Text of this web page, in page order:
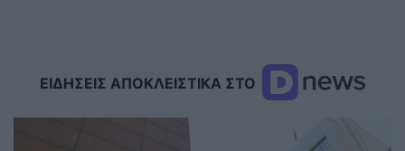
ΕΙΔΗΣΕΙΣ ΑΠΟΚΛΕΙΣΤΙΚΑ ΣΤΟ